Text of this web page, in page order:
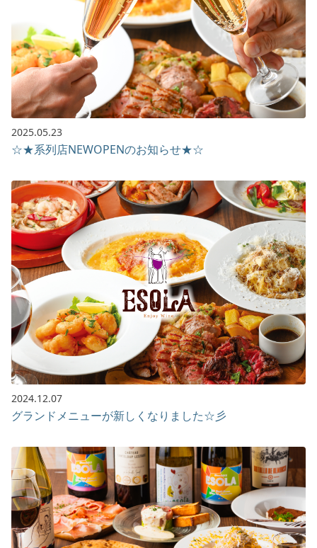
2025.05.23
☆★系列店NEWOPENのお知らせ★☆
2024.12.07
グランドメニューが新しくなりました☆彡